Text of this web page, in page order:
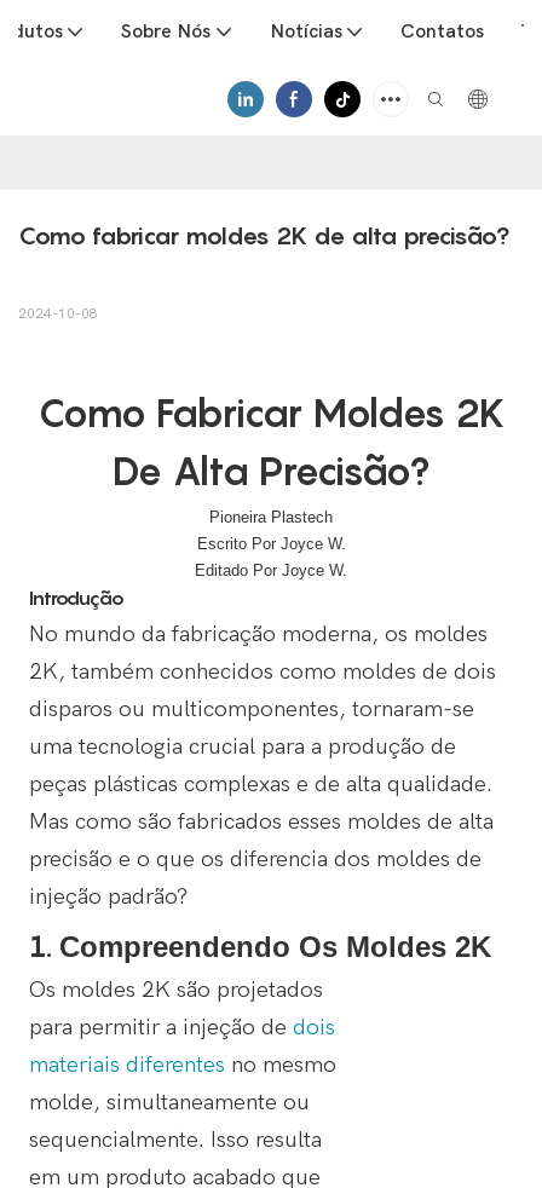
Sobre Nós Notícias Contatos
Como fabricar moldes 2K de alta precisão?
2024-10-08
Como Fabricar Moldes 2K
De Alta Precisão?
Pioneira Plastech
Escrito Por Joyce W.
Editado Por Joyce W.
Introdução
No mundo da fabricação moderna, os moldes
2K, também conhecidos como moldes de dois
disparos ou multicomponentes, tornaram-se
uma tecnologia crucial para a produção de
peças plásticas complexas e de alta qualidade.
Mas como são fabricados esses moldes de alta
precisão e o que os diferencia dos moldes de
injeção padrão?
1. Compreendendo Os Moldes 2K
Os moldes 2K são projetados
para permitir a injeção de dois
materiais diferentes no mesmo
molde, simultaneamente ou
sequencialmente. Isso resulta
em um produto acabado que